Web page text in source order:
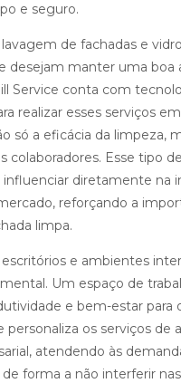
e seguro.
de fachadas e
desejam manter uma boa
Service conta com
realizar esses serviços
só a eficácia da limpeza,
colaboradores. Esse tipo
influenciar diretamente na
reforçando a
limpa.
e ambientes
Um espaço de
e bem-estar para
personaliza os serviços de
atendendo às
forma a não interferir